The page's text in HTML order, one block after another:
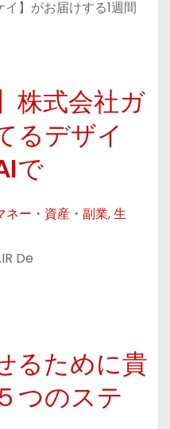
】がお届けする1週間
株式会社ガ
るデザイ
で
ネー・資産・副業,生
De
るために貴
つのステ